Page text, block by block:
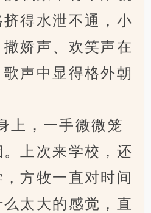
得水泄不通，小
娇声、欢笑声在
声中显得格外朝
，一手微微笼
上次来学校，还
方牧一直对时间
太大的感觉，直